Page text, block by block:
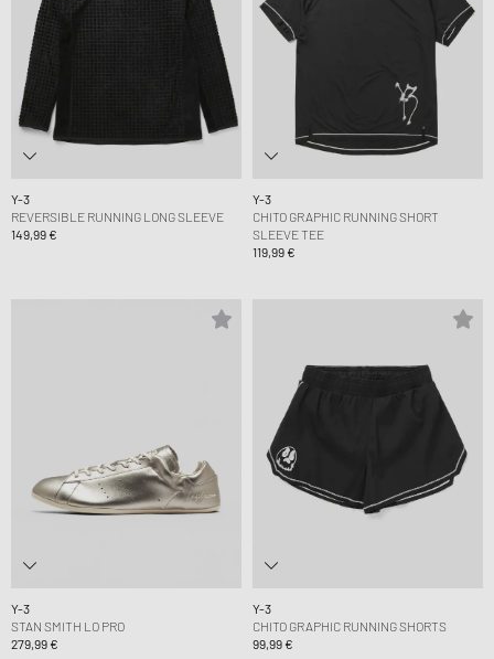
Y-3
REVERSIBLE RUNNING LONG SLEEVE
149,99 €
Y-3
CHITO GRAPHIC RUNNING SHORT
SLEEVE TEE
119,99 €
Y-3
STAN SMITH LO PRO
279,99 €
Y-3
CHITO GRAPHIC RUNNING SHORTS
99,99 €